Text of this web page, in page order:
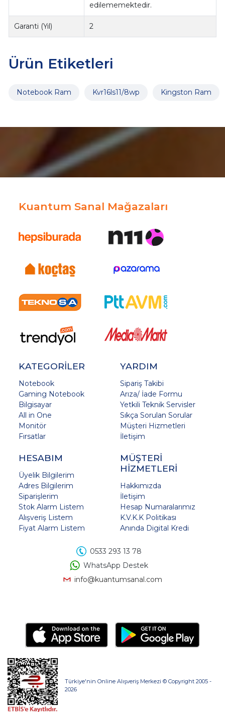
edilememektedir.
Garanti (Yıl) 2
Ürün Etiketleri
Notebook Ram Kvr16ls11/8wp Kingston Ram
Kuantum Sanal Mağazaları
KATEGORİLER
Notebook
Gaming Notebook
Bilgisayar
All in One
Monitör
Fırsatlar
YARDIM
Sipariş Takibi
Arıza/ İade Formu
Yetkili Teknik Servisler
Sıkça Sorulan Sorular
Müşteri Hizmetleri
İletişim
HESABIM
Üyelik Bilgilerim
Adres Bilgilerim
Siparişlerim
Stok Alarm Listem
Alışveriş Listem
Fiyat Alarm Listem
MÜŞTERİ
HİZMETLERİ
Hakkımızda
İletişim
Hesap Numaralarımız
K.V.K.K Politikası
Anında Digital Kredi
0533 293 13 78
WhatsApp Destek
info@kuantumsanal.com
Türkiye'nin Online Alışveriş Merkezi © Copyright 2005 -
2026